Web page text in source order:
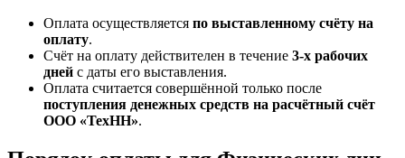
Оплата осуществляется по выставленному счёту на
оплату.
Счёт на оплату действителен в течение 3‑х рабочих
дней с даты его выставления.
Оплата считается совершённой только после
поступления денежных средств на расчётный счёт
ООО «ТехНН».